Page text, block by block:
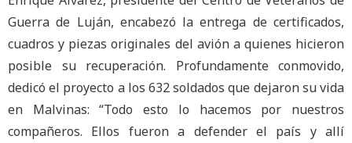
Guerra de Luján, encabezó la entrega de certificados,
cuadros y piezas originales del avión a quienes hicieron
posible su recuperación. Profundamente conmovido,
dedicó el proyecto a los 632 soldados que dejaron su vida
en Malvinas: “Todo esto lo hacemos por nuestros
compañeros. Ellos fueron a defender el país y allí